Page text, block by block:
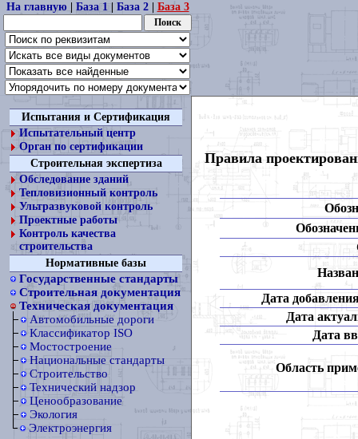
На главную| База 1| База 2| База 3
Испытания и Сертификация
Испытательный центр
Орган по сертификации
Строительная экспертиза
Обследование зданий
Тепловизионный контроль
Ультразвуковой контроль
Проектные работы
Контроль качества
строительства
Нормативные базы
Государственные стандарты
Строительная документация
Техническая документация
Автомобильные дороги
Классификатор ISO
Мостостроение
Национальные стандарты
Строительство
Технический надзор
Ценообразование
Экология
Электроэнергия
Правила
Дата
Дата
Дата
Область